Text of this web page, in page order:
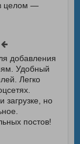
целом —
добавления
Удобный
Легко
загрузке, но
постов!